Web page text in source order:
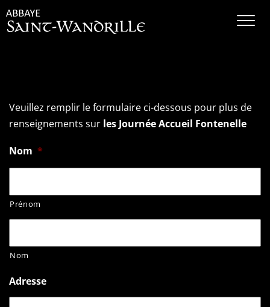
Veuillez remplir le formulaire ci-dessous pour plus de
renseignements sur les Journée Accueil Fontenelle
Nom *
Prénom
Nom
Adresse